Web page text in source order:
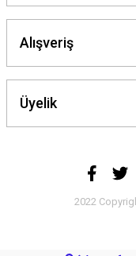
Alışveriş
Üyelik
2022